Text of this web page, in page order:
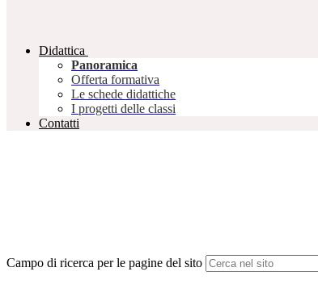
Didattica
Panoramica
Offerta formativa
Le schede didattiche
I progetti delle classi
Contatti
Campo di ricerca per le pagine del sito